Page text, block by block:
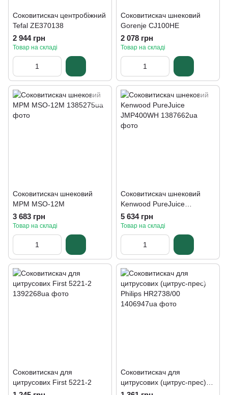
Соковитискач центробіжний
Tefal ZE370138
2 944 грн
Товар на складі
Соковитискач шнековий
Gorenje CJ100HE
2 078 грн
Товар на складі
Соковитискач шнековий
MPM MSO-12M
3 683 грн
Товар на складі
Соковитискач шнековий
Kenwood PureJuice
JMP400WH
5 634 грн
Товар на складі
Соковитискач для
цитрусових First 5221-2
Соковитискач для
цитрусових (цитрус-прес)
Philips HR2738/00